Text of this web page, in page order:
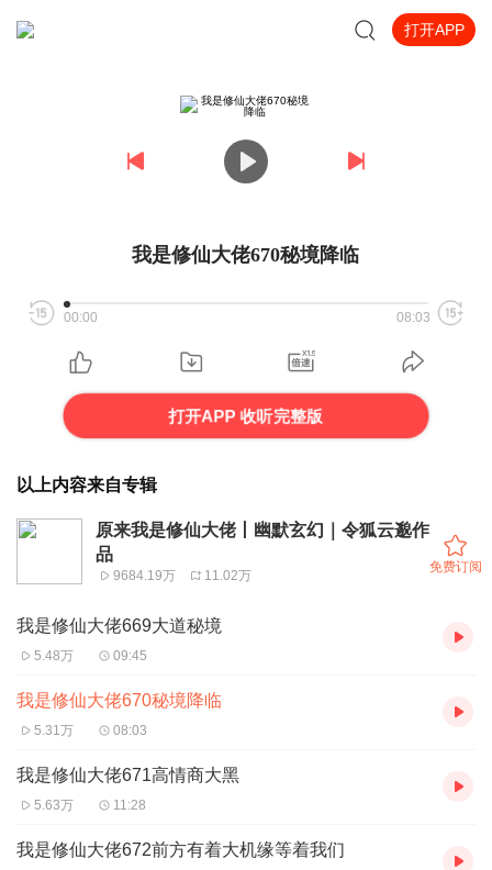
打开APP
我是修仙大佬670秘境降临
00:00 08:03
打开APP 收听完整版
以上内容来自专辑
原来我是修仙大佬丨幽默玄幻｜令狐云邈作
品
9684.19万 11.02万
免费订阅
我是修仙大佬669大道秘境
5.48万 09:45
我是修仙大佬670秘境降临
5.31万 08:03
我是修仙大佬671高情商大黑
5.63万 11:28
我是修仙大佬672前方有着大机缘等着我们